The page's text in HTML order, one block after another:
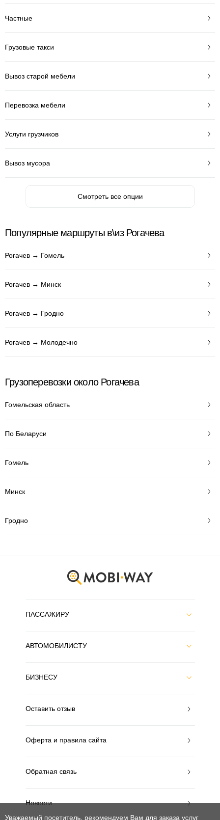
Частные
Грузовые такси
Вывоз старой мебели
Перевозка мебели
Услуги грузчиков
Вывоз мусора
Смотреть все опции
Популярные маршруты в\из Рогачева
Рогачев → Гомель
Рогачев → Минск
Рогачев → Гродно
Рогачев → Молодечно
Грузоперевозки около Рогачева
Гомельская область
По Беларуси
Гомель
Минск
Гродно
ПАССАЖИРУ
АВТОМОБИЛИСТУ
БИЗНЕСУ
Оставить отзыв
Оферта и правила сайта
Обратная связь
Новости
Уважаемый посетитель, рекомендуем Вам для заказа услуг